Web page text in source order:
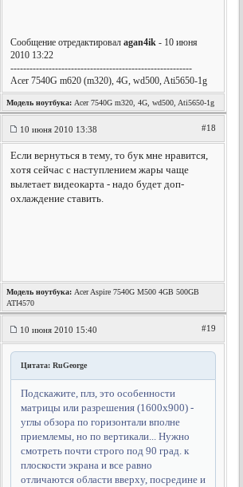
Сообщение отредактировалagan4ik - 10 июня
2010 13:22
---------------------------------------------------------
Acer 7540G m620 (m320), 4G, wd500, Ati5650-1g
Модель ноутбука: Acer 7540G m320, 4G, wd500, Ati5650-1g
10 июня 2010 13:38 #18
Если вернуться в тему, то бук мне нравится,
хотя сейчас с наступлением жары чаще
вылетает видеокарта - надо будет доп-
охлаждение ставить.
Модель ноутбука: Acer Aspire 7540G M500 4GB 500GB
ATI4570
10 июня 2010 15:40 #19
Цитата: RuGeorge
Подскажите, плз, это особенности
матрицы или разрешения (1600х900) -
углы обзора по горизонтали вполне
приемлемы, но по вертикали... Нужно
смотреть почти строго под 90 град. к
плоскости экрана и все равно
отличаются области вверху, посредине и